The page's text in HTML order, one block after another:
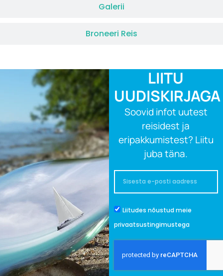
Galerii
Broneeri Reis
LIITU
UUDISKIRJAGA
Soovid infot uutest
reisidest ja
eripakkumistest? Liitu
juba täna.
Nõusolek
Liitudes nõustud meie
privaatsustingimustega